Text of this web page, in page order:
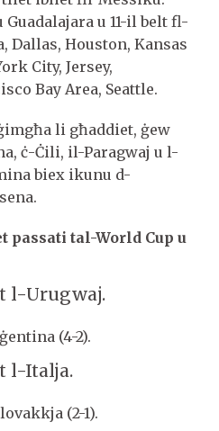
u 11-il belt fl-
Dallas, Houston, Kansas
City, Jersey,
Bay Area, Seattle.
li għaddiet, ġew
ċ-Ċili, il-Paragwaj u l-
biex ikunu d-
passati tal-World Cup u
l-Urugwaj.
(4-2).
l-Italja.
(2-1).